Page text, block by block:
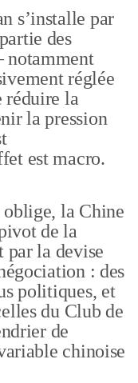
s’installe par
des
notamment
réglée
réduire la
la pression
est macro.
la Chine
de la
par la devise
: des
politiques, et
du Club de
de
chinoise